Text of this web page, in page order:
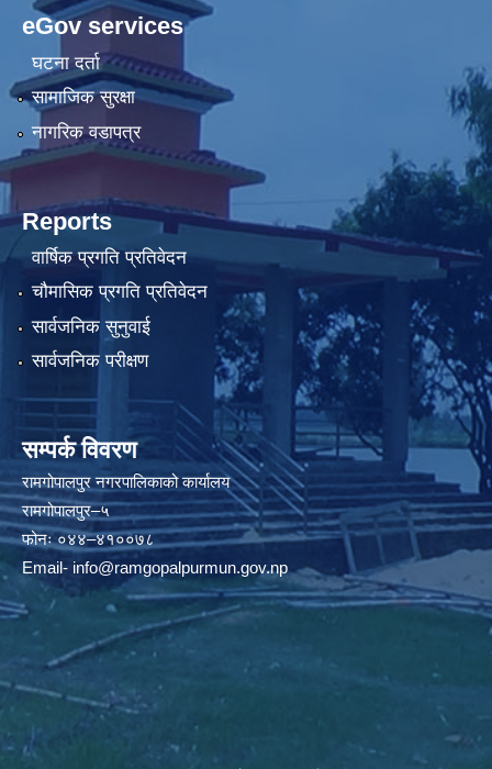
eGov services
घटना दर्ता
सामाजिक सुरक्षा
नागरिक वडापत्र
Reports
वार्षिक प्रगति प्रतिवेदन
चौमासिक प्रगति प्रतिवेदन
सार्वजनिक सुनुवाई
सार्वजनिक परीक्षण
सम्पर्क विवरण
रामगोपालपुर नगरपालिकाको कार्यालय
रामगोपालपुर–५
फोनः ०४४–४१००७८
Email- info@ramgopalpurmun.gov.np